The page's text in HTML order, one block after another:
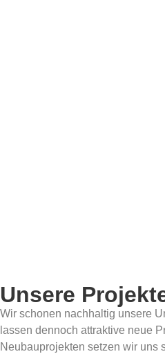
Unsere
Wir schonen nachhaltig unsere
lassen dennoch attraktive neue
Neubauprojekten setzen wir uns